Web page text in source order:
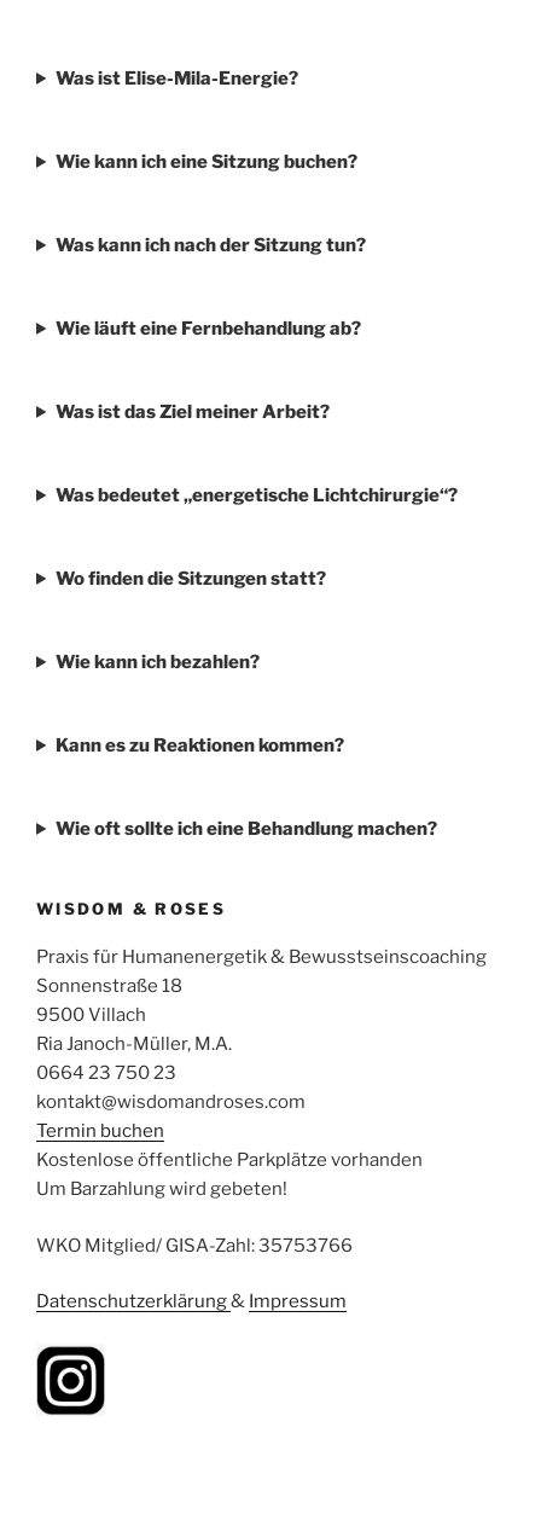
Was ist Elise-Mila-Energie?
Wie kann ich eine Sitzung buchen?
Was kann ich nach der Sitzung tun?
Wie läuft eine Fernbehandlung ab?
Was ist das Ziel meiner Arbeit?
Was bedeutet „energetische Lichtchirurgie“?
Wo finden die Sitzungen statt?
Wie kann ich bezahlen?
Kann es zu Reaktionen kommen?
Wie oft sollte ich eine Behandlung machen?
WISDOM & ROSES
Praxis für Humanenergetik & Bewusstseinscoaching
Sonnenstraße 18
9500 Villach
Ria Janoch-Müller, M.A.
0664 23 750 23
kontakt@wisdomandroses.com
Termin buchen
Kostenlose öffentliche Parkplätze vorhanden
Um Barzahlung wird gebeten!
WKO Mitglied/ GISA-Zahl: 35753766
Datenschutzerklärung& Impressum